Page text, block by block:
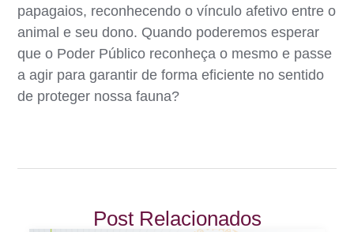
papagaios, reconhecendo o vínculo afetivo entre o
animal e seu dono. Quando poderemos esperar
que o Poder Público reconheça o mesmo e passe
a agir para garantir de forma eficiente no sentido
de proteger nossa fauna?
Post Relacionados